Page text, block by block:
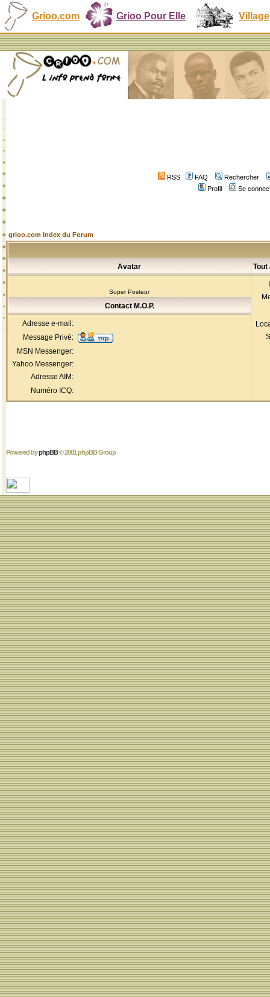
Grioo.com Grioo Pour Elle Village
RSS FAQ
Rechercher
Profil
Se
grioo.com Index du Forum
Avatar Tout
Super Posteur
Contact M.O.P.
Adresse e-mail:
Message Privé:
MSN Messenger:
Yahoo Messenger:
Adresse AIM:
Numéro ICQ:
Powered byphpBB© 2001 phpBB Group